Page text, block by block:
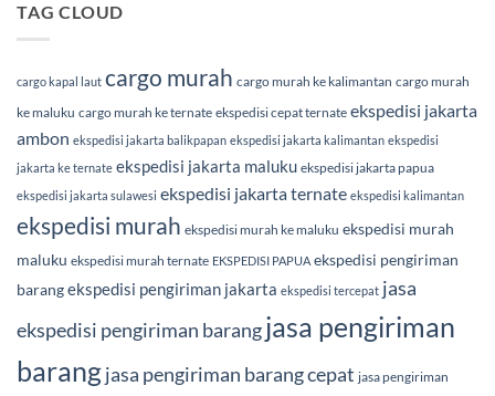
TAG CLOUD
cargo kapal laut cargo murah cargo murah ke kalimantan cargo murah
ke maluku cargo murah ke ternate ekspedisi cepat ternate ekspedisi jakarta
ambon ekspedisi jakarta balikpapan ekspedisi jakarta kalimantan ekspedisi
jakarta ke ternate ekspedisi jakarta maluku ekspedisi jakarta papua
ekspedisi jakarta sulawesi ekspedisi jakarta ternate ekspedisi kalimantan
ekspedisi murah ekspedisi murah ke maluku ekspedisi murah
maluku ekspedisi murah ternate EKSPEDISI PAPUA ekspedisi pengiriman
barangekspedisi pengiriman jakarta ekspedisi tercepat jasa
ekspedisi pengiriman barangjasa pengiriman
barangjasa pengiriman barang cepat jasa pengiriman